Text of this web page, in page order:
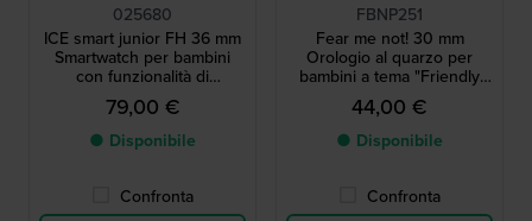
025680
ICE smart junior FH 36 mm
Smartwatch per bambini
con funzionalità di
geolocalizzazione Android
Find Hub
79,00 €
● Disponibile
Confronta
FBNP251
Fear me not! 30 mm
Orologio al quarzo per
bambini a tema "Friendly
Monsters" di fabbricazione
svizzera
44,00 €
● Disponibile
Confronta